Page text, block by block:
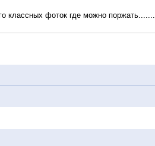
классных фоток где можно поржать.......